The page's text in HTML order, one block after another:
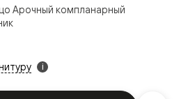
i
Арочный компланарный